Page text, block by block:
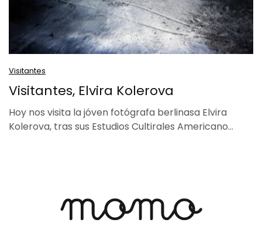
Visitantes
Visitantes, Elvira Kolerova
Hoy nos visita la jóven fotógrafa berlinasa Elvira
Kolerova, tras sus Estudios Cultirales Americano…